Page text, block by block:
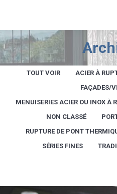
Vous
TOUT VOIR
ACIER À
FAÇADES/
MENUISERIES ACIER OU INOX À
NON CLASSÉ
RUPTURE DE PONT
SÉRIES FINES